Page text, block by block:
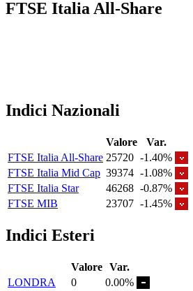
FTSE Italia All-Share
Indici Nazionali
Valore
Var.
FTSE Italia All-Share 25720 -1.40%
FTSE Italia Mid Cap 39374 -1.08%
FTSE Italia Star
46268 -0.87%
FTSE MIB
23707 -1.45%
Indici Esteri
Valore Var.
LONDRA
0
0.00%